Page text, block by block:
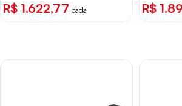
R$ 1.622,77 cada R$